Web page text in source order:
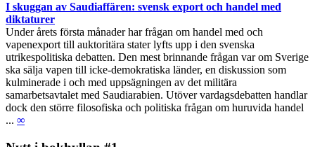
I skuggan av Saudiaffären: svensk export och handel med
diktaturer
Under årets första månader har frågan om handel med och
vapenexport till auktoritära stater lyfts upp i den svenska
utrikespolitiska debatten. Den mest brinnande frågan var om Sverige
ska sälja vapen till icke-demokratiska länder, en diskussion som
kulminerade i och med uppsägningen av det militära
samarbetsavtalet med Saudiarabien. Utöver vardagsdebatten handlar
dock den större filosofiska och politiska frågan om huruvida handel
... ∞